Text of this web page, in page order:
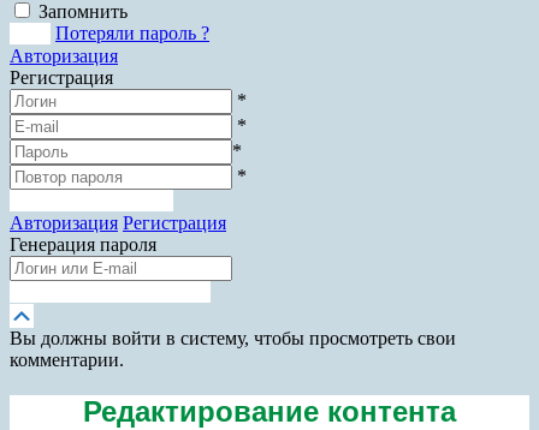
Запомнить
Потеряли пароль ?
Авторизация
Регистрация
*
*
*
*
Авторизация Регистрация
Генерация пароля
вверх
Вы должны войти в систему, чтобы просмотреть свои
комментарии.
Редактирование контента